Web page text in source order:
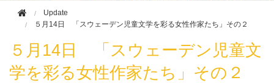
Update
５月14日 「スウェーデン児童文学を彩る女性作家たち」その２
５月14日 「スウェーデン児童文
学を彩る女性作家たち」その２